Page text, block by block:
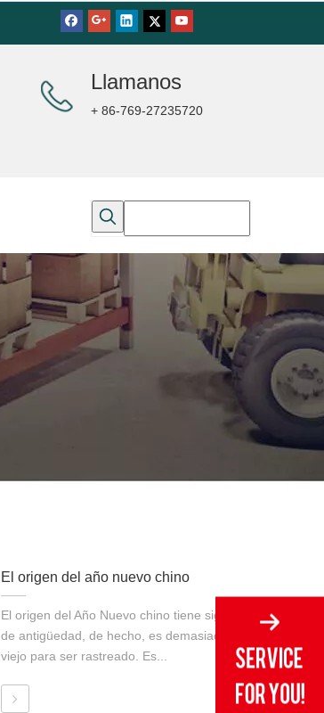
Llamanos
+ 86-769-27235720
El origen del año nuevo chino
El origen del Año Nuevo chino tiene siglos
de antigüedad, de hecho, es demasiado
viejo para ser rastreado. Es...